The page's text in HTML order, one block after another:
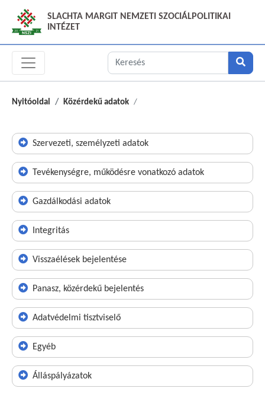
SLACHTA MARGIT NEMZETI SZOCIÁLPOLITIKAI
INTÉZET
Nyitóoldal Közérdekű adatok
Szervezeti, személyzeti adatok
Tevékenységre, működésre vonatkozó adatok
Gazdálkodási adatok
Integritás
Visszaélések bejelentése
Panasz, közérdekű bejelentés
Adatvédelmi tisztviselő
Egyéb
Álláspályázatok